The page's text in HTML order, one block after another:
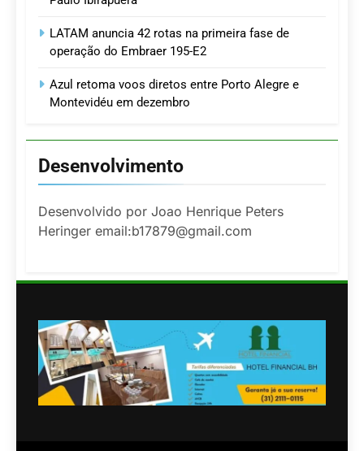
LATAM anuncia 42 rotas na primeira fase de
operação do Embraer 195-E2
Azul retoma voos diretos entre Porto Alegre e
Montevidéu em dezembro
Desenvolvimento
Desenvolvido por Joao Henrique Peters
Heringer email:b17879@gmail.com